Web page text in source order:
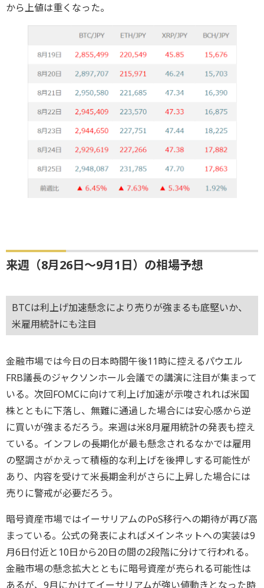
から上値は重くなった。
来週（8月26日～9月1日）の相場予想
BTCは利上げ加速懸念により売りが強まるも底堅いか、
米雇用統計にも注目
金融市場では今日の日本時間午後11時に控えるパウエル
FRB議長のジャクソンホール会議での講演に注目が集まって
いる。次回FOMCに向けて利上げ加速が示唆されれば米国
株とともに下落し、無難に通過した場合には安心感から逆
に買いが強まるだろう。来週は米8月雇用統計の発表も控え
ている。インフレの長期化が最も懸念されるなかでは雇用
の堅調さがかえって積極的な利上げを後押しする可能性が
あり、内容を受けて米長期金利がさらに上昇した場合には
売りに警戒が必要だろう。
暗号資産市場ではイーサリアムのPoS移行への期待が再び高
まっている。公式の発表によればメインネットへの実装は9
月6日付近と10日から20日の間の2段階に分けて行われる。
金融市場の懸念拡大とともに暗号資産が売られる可能性は
あるが、9月にかけてイーサリアムが強い値動きとなった時